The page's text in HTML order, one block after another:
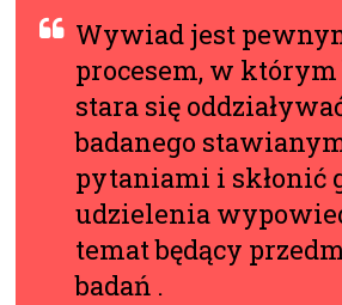
Wywiad jest
procesem, w którym
stara się
badanego
pytaniami i skłonić
udzielenia
temat będący
badań .